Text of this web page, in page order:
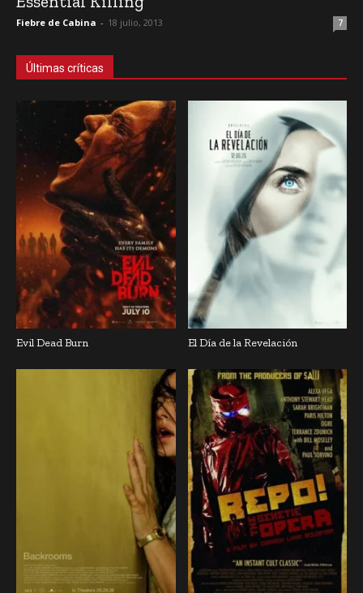
Fiebre de Cabina - 18 julio, 2013 7
Últimas críticas
Evil Dead Burn El Día de la Revelación